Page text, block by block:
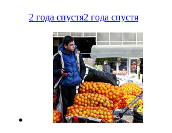
2 года спустя2 года спустя